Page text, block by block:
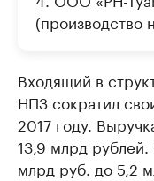
(производство
Входящий в
НПЗ сократил
2017 году.
13,9 млрд
млрд руб. до 5,2